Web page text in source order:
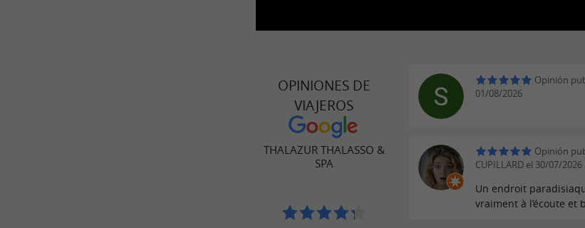
OPINIONES DE
VIAJEROS
THALAZUR THALASSO &
SPA
Opinión
01/08/2026
Opinión
CUPILLARD el 30/07/2026
Un endroit
vraiment à l’écoute et